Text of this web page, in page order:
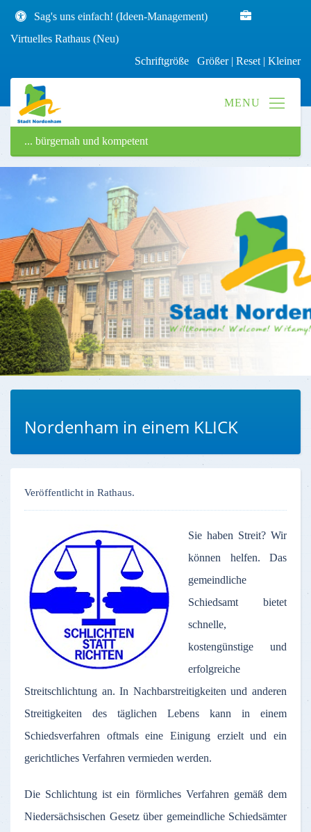
Sag's uns einfach! (Ideen-Management)
Virtuelles Rathaus (Neu)
Schriftgröße Größer| Reset | Kleiner
... bürgernah und kompetent
Nordenham in einem KLICK
Veröffentlicht in Rathaus.
Sie haben Streit? Wir
können helfen. Das
gemeindliche
Schiedsamt bietet
schnelle,
kostengünstige und
erfolgreiche
Streitschlichtung an. In Nachbarstreitigkeiten und anderen
Streitigkeiten des täglichen Lebens kann in einem
Schiedsverfahren oftmals eine Einigung erzielt und ein
gerichtliches Verfahren vermieden werden.
Die Schlichtung ist ein förmliches Verfahren gemäß dem
Niedersächsischen Gesetz über gemeindliche Schiedsämter